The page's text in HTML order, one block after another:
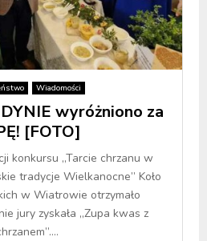
Wiadomości
wyróżniono za
[FOTO]
konkursu „Tarcie chrzanu w
tradycje Wielkanocne” Koło
w Wiatrowie otrzymało
jury zyskała „Zupa kwas z